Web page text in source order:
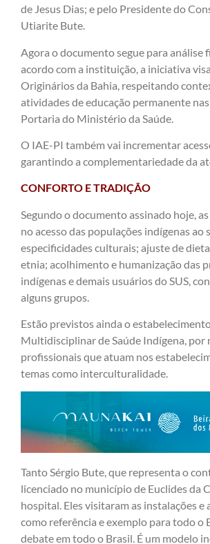
de Jesus Dias; e pelo Presidente do
Utiarite Bute.
Agora o documento segue para análise
acordo com a instituição, a iniciativa
Originários da Bahia, respeitando
atividades de educação permanente
Portaria do Ministério da Saúde.
O IAE-PI também vai incrementar
garantindo a complementariedade da
CONFORTO E TRADIÇÃO
Segundo o documento assinado hoje,
no acesso das populações indígenas
especificidades culturais; ajuste de
etnia; acolhimento e humanização das
indígenas e demais usuários do SUS,
alguns grupos.
Estão previstos ainda o
Multidisciplinar de Saúde Indígena, por
profissionais que atuam nos
temas como interculturalidade.
Tanto Sérgio Bute, que representa o
licenciado no município de Euclides da
hospital. Eles visitaram as instalações
como referência e exemplo para todo o
debate em todo o Brasil. É um modelo